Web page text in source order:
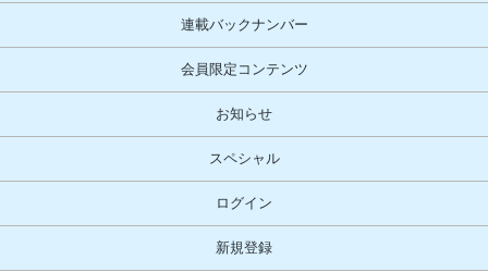
連載バックナンバー
会員限定コンテンツ
お知らせ
スペシャル
ログイン
新規登録